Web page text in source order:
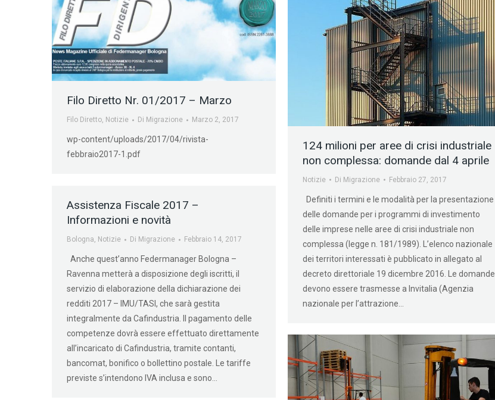
Filo Diretto Nr. 01/2017 – Marzo
Filo Diretto, Notizie Di Migrazione Marzo 2, 2017
wp-content/uploads/2017/04/rivista-
febbraio2017-1.pdf
124 milioni per aree di crisi industriale
non complessa: domande dal 4 aprile
Notizie Di Migrazione Febbraio 27, 2017
Definiti i termini e le modalità per la presentazione
delle domande per i programmi di investimento
delle imprese nelle aree di crisi industriale non
complessa (legge n. 181/1989). L’elenco nazionale
dei territori interessati è pubblicato in allegato al
decreto direttoriale 19 dicembre 2016. Le domande
devono essere trasmesse a Invitalia (Agenzia
nazionale per l’attrazione…
Assistenza Fiscale 2017 –
Informazioni e novità
Bologna, Notizie Di Migrazione Febbraio 14, 2017
Anche quest’anno Federmanager Bologna –
Ravenna metterà a disposizione degli iscritti, il
servizio di elaborazione della dichiarazione dei
redditi 2017 – IMU/TASI, che sarà gestita
integralmente da Cafindustria. Il pagamento delle
competenze dovrà essere effettuato direttamente
all’incaricato di Cafindustria, tramite contanti,
bancomat, bonifico o bollettino postale. Le tariffe
previste s’intendono IVA inclusa e sono…